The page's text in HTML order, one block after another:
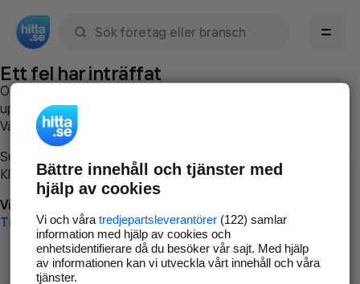
Ett fel har inträffat
Om du vill kan du
uppstod så att vi lättare och snabbare kan avhjälpa det.
Vänligen försök med följande:
Surfa till
Klicka påTillbaka-knappen i webbläsaren och försök igen
Vi beklagar besväret!
Till startsidan
Bättre innehåll och tjänster med
hjälp av cookies
Vi och våra tredjepartsleverantörer(122) samlar
information med hjälp av cookies och
enhetsidentifierare då du besöker vår sajt. Med hjälp
av informationen kan vi utveckla vårt innehåll och våra
tjänster.